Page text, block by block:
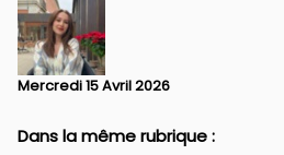
Mercredi 15 Avril 2026
Dans la même rubrique :